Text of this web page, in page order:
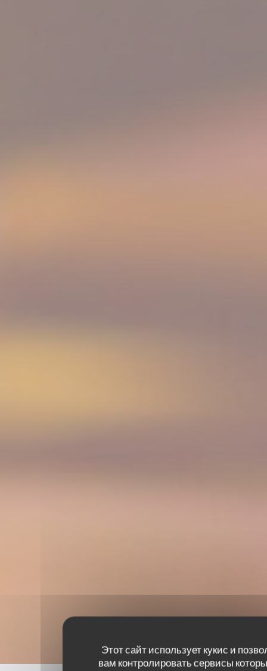
Этот сайт использует кукис и
вам контролировать сервисы